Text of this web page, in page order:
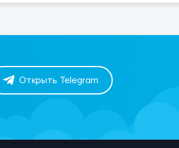
Открыть Telegram